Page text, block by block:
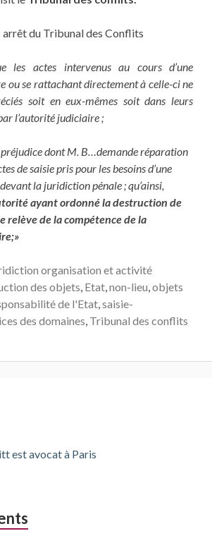
arrêt du Tribunal des Conflits
les actes intervenus au cours d’une
ou se rattachant directement à celle-ci ne
soit en eux-mêmes soit dans leurs
l’autorité judiciaire ;
dont M. B…demande réparation
de saisie pris pour les besoins d’une
la juridiction pénale ; qu’ainsi,
ayant ordonné la destruction de
relève de la compétence de la
organisation et activité
des objets, Etat,non-lieu,objets
de l'Etat,saisie-
des domaines, Tribunal des conflits
est avocat à Paris